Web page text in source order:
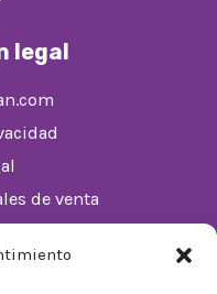
legal
de venta